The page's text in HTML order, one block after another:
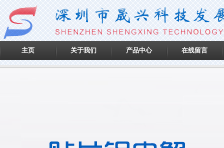
主页 关于我们 产品中心 在线留言